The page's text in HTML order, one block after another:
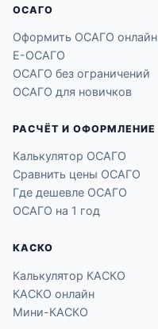
ОСАГО
Оформить ОСАГО онлайн
Е-ОСАГО
ОСАГО без ограничений
ОСАГО для новичков
РАСЧЁТ И ОФОРМЛЕНИЕ
Калькулятор ОСАГО
Сравнить цены ОСАГО
Где дешевле ОСАГО
ОСАГО на 1 год
КАСКО
Калькулятор КАСКО
КАСКО онлайн
Мини-КАСКО